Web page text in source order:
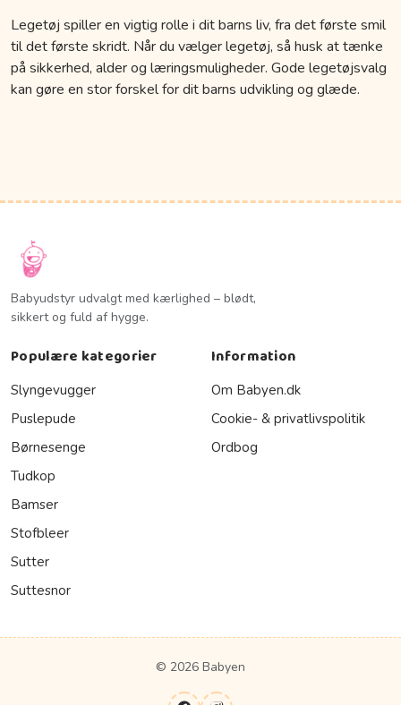
Legetøj spiller en vigtig rolle i dit barns liv, fra det første smil
til det første skridt. Når du vælger legetøj, så husk at tænke
på sikkerhed, alder og læringsmuligheder. Gode legetøjsvalg
kan gøre en stor forskel for dit barns udvikling og glæde.
Babyudstyr udvalgt med kærlighed – blødt,
sikkert og fuld af hygge.
Populære kategorier
Slyngevugger
Puslepude
Børnesenge
Tudkop
Bamser
Stofbleer
Sutter
Suttesnor
Information
Om Babyen.dk
Cookie- & privatlivspolitik
Ordbog
© 2026 Babyen